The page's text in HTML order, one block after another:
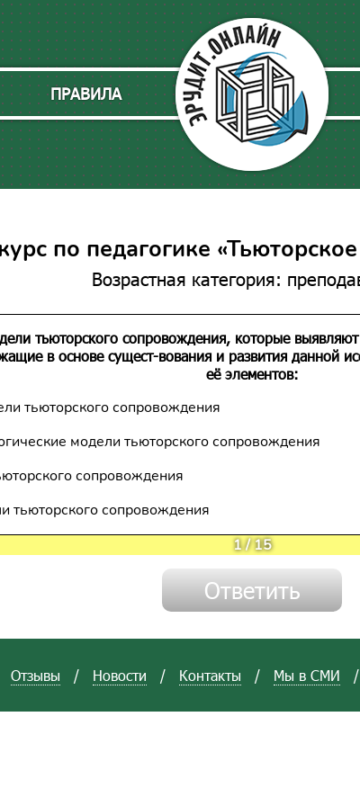
ПРАВИЛА
по педагогике
Возрастная категория:
тьюторского сопровождения, которые
в основе сущест-вования и развития данной
её элементов:
тьюторского сопровождения
модели тьюторского сопровождения
сопровождения
тьюторского сопровождения
1/15
Отзывы / Новости / Контакты / Мы в СМИ /